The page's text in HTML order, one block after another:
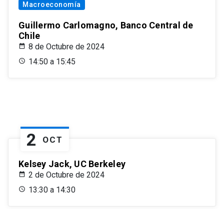
Macroeconomía
Guillermo Carlomagno, Banco Central de
Chile
8 de Octubre de 2024
14:50 a 15:45
2 OCT
Kelsey Jack, UC Berkeley
2 de Octubre de 2024
13:30 a 14:30